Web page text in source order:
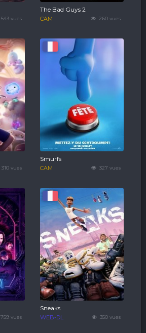
543 vues 260 vues
The Bad Guys 2
CAM
310 vues 327 vues
Smurfs
CAM
759 vues 350 vues
Sneaks
WEB-DL